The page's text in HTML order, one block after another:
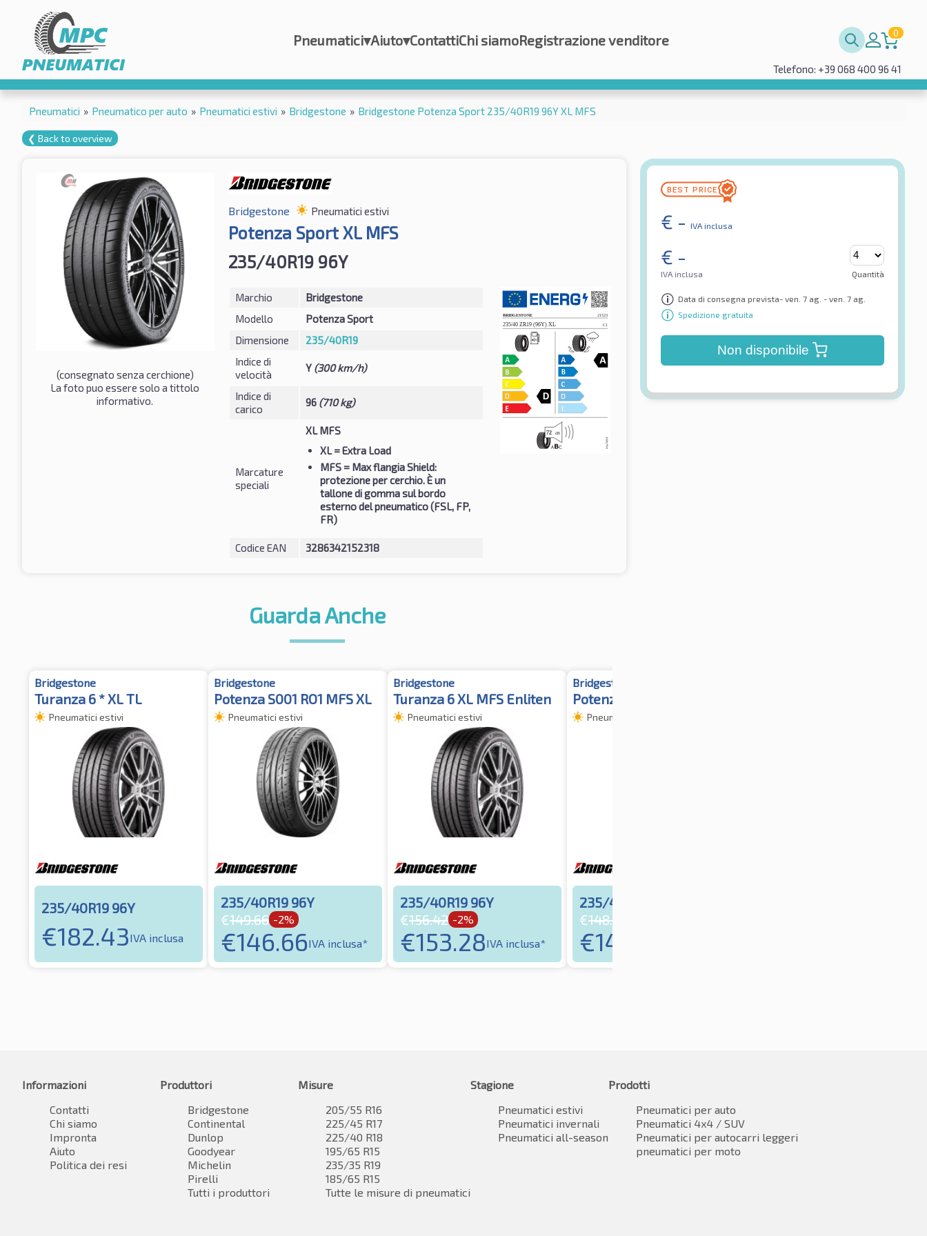
Pneumatici▾Aiuto▾ContattiChi siamoRegistrazione venditore 0
Telefono: +39 068 400 96 41
Pneumatici » Pneumatico per auto » Pneumatici estivi » Bridgestone » Bridgestone Potenza Sport 235/40R19 96Y XL MFS
❮ Back to overview
(consegnato senza cerchione)
La foto puo essere solo a tittolo
informativo.
Bridgestone Pneumatici estivi
Potenza Sport XL MFS
235/40R19 96Y
Marchio
Bridgestone
Modello
Potenza Sport
Dimensione
235/40R19
Indice di
velocità
Y (300 km/h)
Indice di
carico
96 (710 kg)
Marcature
speciali
XL MFS
XL= Extra Load
MFS= Max flangia Shield:
protezione per cerchio. È un
tallone di gomma sul bordo
esterno del pneumatico (FSL, FP,
FR)
Codice EAN 3286342152318
€ - IVA inclusa
€ -
IVA inclusa Quantità
Data di consegna prevista- ven. 7 ag. - ven. 7 ag.
Spedizione gratuita
Non disponibile
Guarda Anche
Bridgestone
Turanza 6 * XL TL
Pneumatici estivi
235/40R19 96Y
€182.43IVA inclusa
Bridgestone
Potenza S001 RO1 MFS XL
Pneumatici estivi
235/40R19 96Y
€149.66 -2%
€146.66IVA inclusa*
Bridgestone
Turanza 6 XL MFS Enliten
Pneumatici estivi
235/40R19 96Y
€156.42 -2%
€153.28IVA inclusa*
Bridgestone
Potenza S001 XL
Pneumatici estivi
235/40R19 96W
€148.61
€145.63
Informazioni
Contatti
Chi siamo
Impronta
Aiuto
Politica dei resi
Produttori
Bridgestone
Continental
Dunlop
Goodyear
Michelin
Pirelli
Tutti i produttori
Misure
205/55 R16
225/45 R17
225/40 R18
195/65 R15
235/35 R19
185/65 R15
Tutte le misure di pneumatici
Stagione
Pneumatici estivi
Pneumatici invernali
Pneumatici all-season
Prodotti
Pneumatici per auto
Pneumatici 4x4 / SUV
Pneumatici per autocarri leggeri
pneumatici per moto